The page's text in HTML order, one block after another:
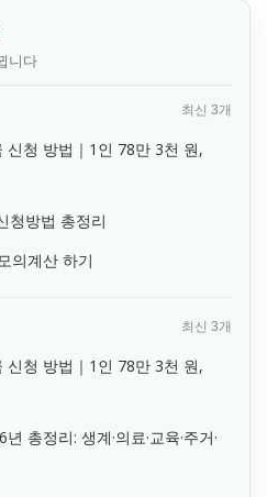
니다
최신 3개
신청 방법｜1인 78만 3천 원,
청방법 총정리
의계산 하기
최신 3개
신청 방법｜1인 78만 3천 원,
총정리: 생계·의료·교육·주거·